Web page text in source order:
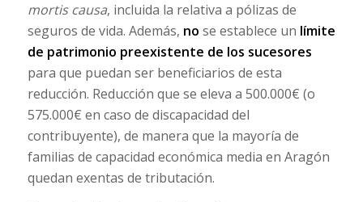
mortis causa, incluida la relativa a pólizas de
seguros de vida. Además, no se establece un límite
de patrimonio preexistente de los sucesores
para que puedan ser beneficiarios de esta
reducción. Reducción que se eleva a 500.000€ (o
575.000€ en caso de discapacidad del
contribuyente), de manera que la mayoría de
familias de capacidad económica media en Aragón
quedan exentas de tributación.